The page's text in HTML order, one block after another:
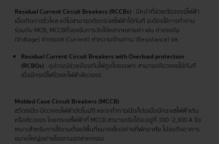
Residual Current Circuit Breakers (RCCBs) : มีหน้าที่ช่วยตัดวงจรไฟฟ้า
เมื่อเกิดการรั่วไหล แต่ไม่สามารถตัดกระแสไฟฟ้าได้ทันที จะต้องใช้การทำงาน
ร่วมกับ MCB, MCCBที่รองรับการวัดได้หลากหลายค่า เช่น ค่าแรงดัน
(Voltage) ค่ากระแส (Current) ค่าความต้านทาน (Resistance) แล
Residual Current Circuit Breakers with Overload protection
(RCBOs) : อุปกรณ์ช่วยป้องกันไฟดูดโดยเฉพาะ สามารถตัดวงจรได้ทันที
เมื่อมีกรณีไฟรั่วและไฟฟ้าลัดวงจร
Molded Case Circuit Breakers (MCCB)
สวิตช์เปิด-ปิดวงจรไฟฟ้าอัตโนมัติ และจะทำการเปิดก็ต่อเมื่อมีกระแสไฟฟ้าเกิน
หรือลัดวงจร โดยกระแสไฟฟ้าที่ MCCB สามารถรับได้จะอยู่ที่ 100 -2,300 A จึง
เหมาะสำหรับการใช้งานตั้งแต่พื้นที่ขนาดเล็กอย่างที่พักอาศัย ไปจนถึงอาคาร
ขนาดใหญ่อย่างโรงงานอุตสาหกรรม